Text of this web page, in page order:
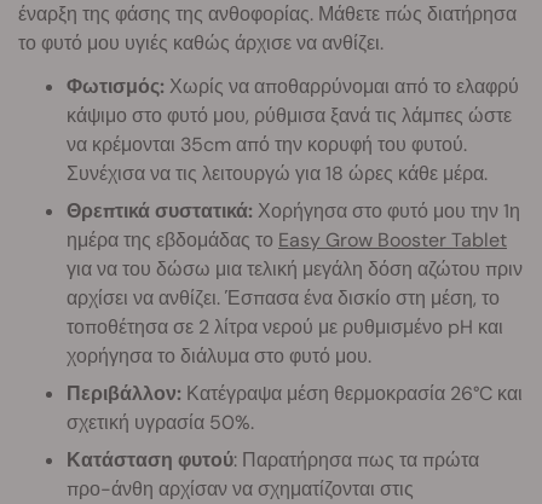
έναρξη της φάσης της ανθοφορίας. Μάθετε πώς διατήρησα
το φυτό μου υγιές καθώς άρχισε να ανθίζει.
Φωτισμός: Χωρίς να αποθαρρύνομαι από το ελαφρύ
κάψιμο στο φυτό μου, ρύθμισα ξανά τις λάμπες ώστε
να κρέμονται 35cm από την κορυφή του φυτού.
Συνέχισα να τις λειτουργώ για 18 ώρες κάθε μέρα.
Θρεπτικά συστατικά: Χορήγησα στο φυτό μου την 1η
ημέρα της εβδομάδας το Easy Grow Booster Tablet
για να του δώσω μια τελική μεγάλη δόση αζώτου πριν
αρχίσει να ανθίζει. Έσπασα ένα δισκίο στη μέση, το
τοποθέτησα σε 2 λίτρα νερού με ρυθμισμένο pH και
χορήγησα το διάλυμα στο φυτό μου.
Περιβάλλον: Κατέγραψα μέση θερμοκρασία 26°C και
σχετική υγρασία 50%.
Κατάσταση φυτού: Παρατήρησα πως τα πρώτα
προ-άνθη αρχίσαν να σχηματίζονται στις